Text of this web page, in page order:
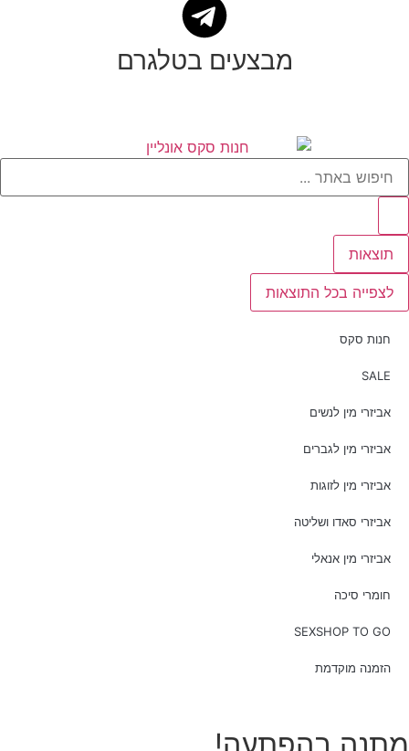
מבצעים בטלגרם
תוצאות
לצפייה בכל התוצאות
חנות סקס
SALE
אביזרי מין לנשים
אביזרי מין לגברים
אביזרי מין לזוגות
אביזרי סאדו ושליטה
אביזרי מין אנאלי
חומרי סיכה
SEXSHOP TO GO
הזמנה מוקדמת